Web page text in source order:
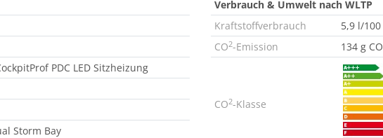
PDC LED Sitzheizung
Storm Bay
Verbrauch & Umwelt nach WLTP
Kraftstoffverbrauch
5,9 l/
CO2-Emission 134 g CO
CO2-Klasse